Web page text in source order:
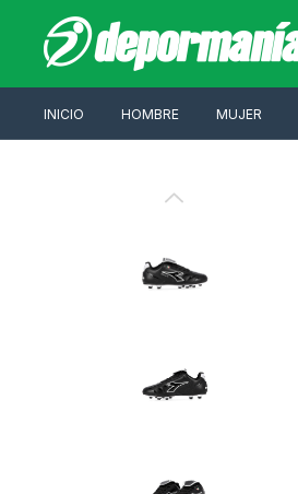
INICIO HOMBRE MUJER